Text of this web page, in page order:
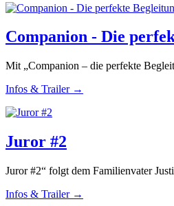
Companion - Die
Mit „Companion – die perfekte
Infos & Trailer →
Juror #2
Juror #2“ folgt dem Familienvater
Infos & Trailer →